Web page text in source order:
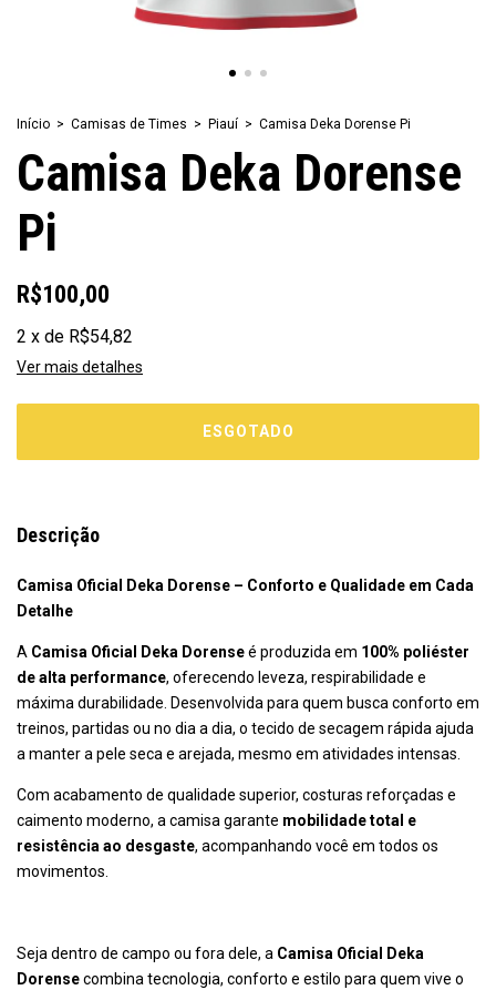
Início > Camisas de Times > Piauí > Camisa Deka Dorense Pi
Camisa Deka Dorense
Pi
R$100,00
2 x de R$54,82
Ver mais detalhes
Descrição
Camisa Oficial Deka Dorense – Conforto e Qualidade em Cada
Detalhe
A Camisa Oficial Deka Dorenseé produzida em 100% poliéster
de alta performance, oferecendo leveza, respirabilidade e
máxima durabilidade. Desenvolvida para quem busca conforto em
treinos, partidas ou no dia a dia, o tecido de secagem rápida ajuda
a manter a pele seca e arejada, mesmo em atividades intensas.
Com acabamento de qualidade superior, costuras reforçadas e
caimento moderno, a camisa garante mobilidade total e
resistência ao desgaste, acompanhando você em todos os
movimentos.
Seja dentro de campo ou fora dele, a Camisa Oficial Deka
Dorensecombina tecnologia, conforto e estilo para quem vive o